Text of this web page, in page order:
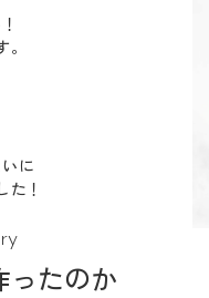
に
た！
たのか